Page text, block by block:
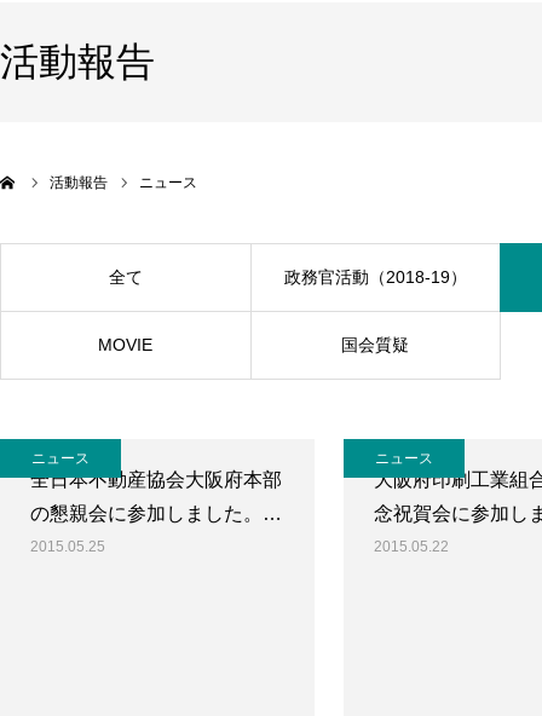
活動報告
活動報告 ニュース
全て 政務官活動（2018-19）
MOVIE 国会質疑
ニュース
全日本不動産協会大阪府本部
の懇親会に参加しました。…
2015.05.25
ニュース
大阪府印刷工業組
念祝賀会に参加し
2015.05.22